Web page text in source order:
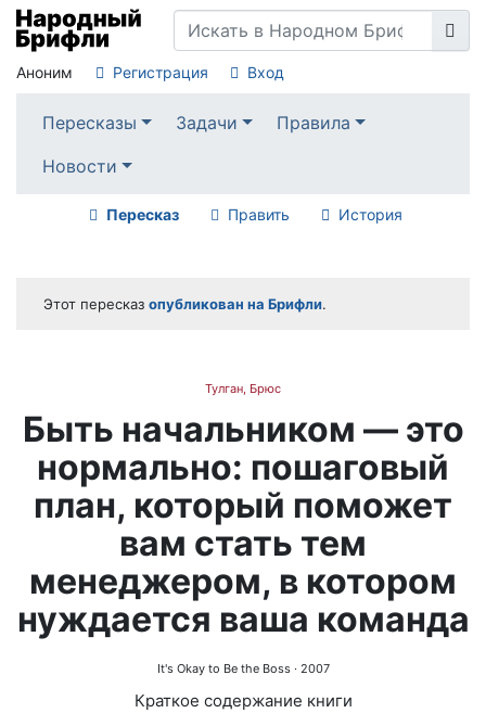
Аноним Регистрация Вход
Пересказы Задачи
Правила
Новости
Пересказ Править История
Этот пересказ опубликован на Брифли.
Тулган, Брюс
Быть начальником — это
нормально: пошаговый
план, который поможет
вам стать тем
менеджером, в котором
нуждается ваша команда
It's Okay to Be the Boss· 2007
Краткое содержание книги